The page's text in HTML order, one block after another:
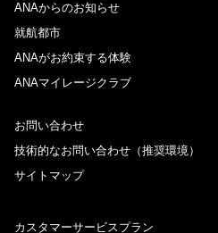
ANAからのお知らせ
就航都市
ANAがお約束する体験
ANAマイレージクラブ
お問い合わせ
技術的なお問い合わせ（推奨環境）
サイトマップ
カスタマーサービスプラン